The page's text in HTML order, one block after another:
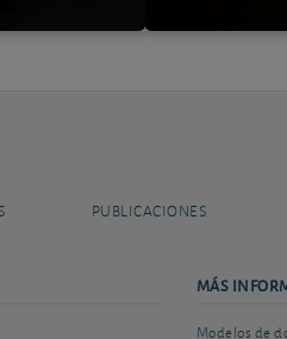
PUBLICACIONES
MÁS
Modelos de